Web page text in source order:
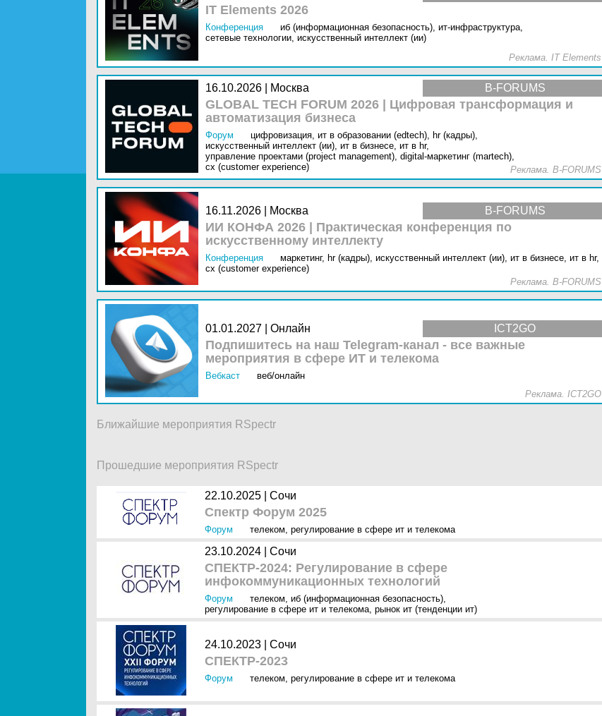
IT Elements 2026
Конференция иб (информационная безопасность), ит-инфраструктура,
сетевые технологии, искусственный интеллект (ии)
Реклама. IT Elements
B-FORUMS
16.10.2026 | Москва
GLOBAL TECH FORUM 2026 | Цифровая трансформация и
автоматизация бизнеса
Форум цифровизация, ит в образовании (edtech), hr (кадры),
искусственный интеллект (ии), ит в бизнесе, ит в hr,
управление проектами (project management), digital-маркетинг (martech),
cx (customer experience)
Реклама. B-FORUMS
B-FORUMS
16.11.2026 | Москва
ИИ КОНФА 2026 | Практическая конференция по
искусственному интеллекту
Конференция маркетинг, hr (кадры), искусственный интеллект (ии), ит в бизнесе, ит в hr,
cx (customer experience)
Реклама. B-FORUMS
ICT2GO
01.01.2027 | Онлайн
Подпишитесь на наш Telegram-канал - все важные
мероприятия в сфере ИТ и телекома
Вебкаст
веб/онлайн
Реклама. ICT2GO
Ближайшие мероприятия RSpectr
Прошедшие мероприятия RSpectr
22.10.2025 | Сочи
Спектр Форум 2025
Форум телеком, регулирование в сфере ит и телекома
23.10.2024 | Сочи
СПЕКТР-2024: Регулирование в сфере
инфокоммуникационных технологий
Форум телеком, иб (информационная безопасность),
регулирование в сфере ит и телекома, рынок ит (тенденции ит)
24.10.2023 | Сочи
СПЕКТР-2023
Форум телеком, регулирование в сфере ит и телекома